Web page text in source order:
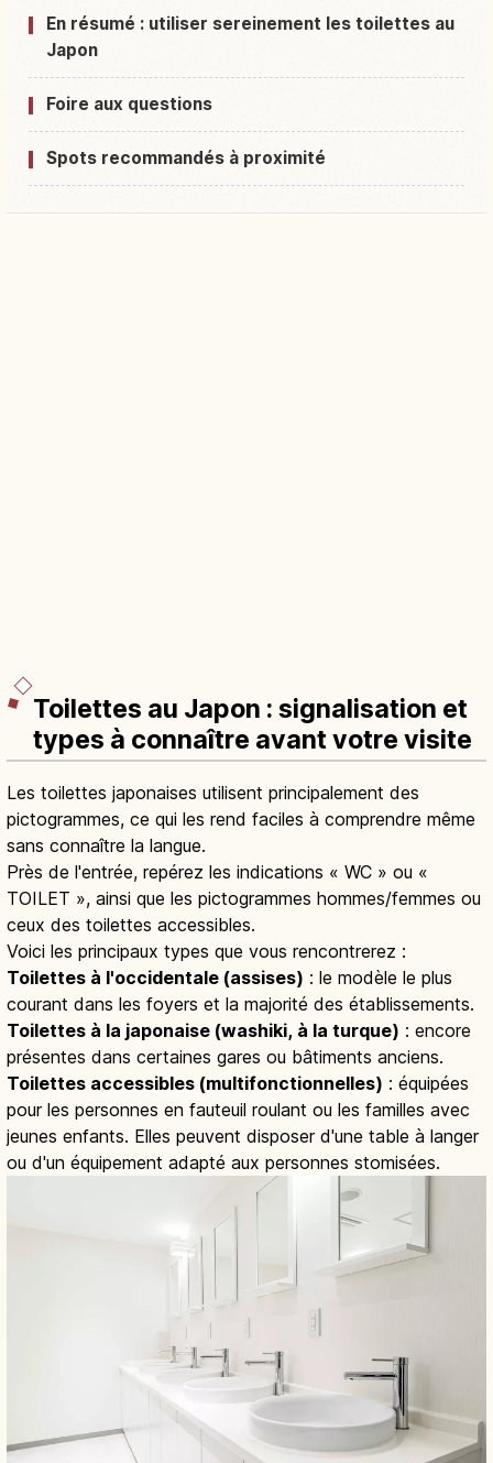
En résumé : utiliser sereinement les toilettes au
Japon
Foire aux questions
Spots recommandés à proximité
Toilettes au Japon : signalisation et
types à connaître avant votre visite
Les toilettes japonaises utilisent principalement des
pictogrammes, ce qui les rend faciles à comprendre même
sans connaître la langue.
Près de l'entrée, repérez les indications « WC » ou «
TOILET », ainsi que les pictogrammes hommes/femmes ou
ceux des toilettes accessibles.
Voici les principaux types que vous rencontrerez :
Toilettes à l'occidentale (assises) : le modèle le plus
courant dans les foyers et la majorité des établissements.
Toilettes à la japonaise (washiki, à la turque) : encore
présentes dans certaines gares ou bâtiments anciens.
Toilettes accessibles (multifonctionnelles) : équipées
pour les personnes en fauteuil roulant ou les familles avec
jeunes enfants. Elles peuvent disposer d'une table à langer
ou d'un équipement adapté aux personnes stomisées.